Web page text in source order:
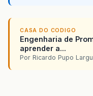
CASA DO CODIGO
Engenharia de
aprender a...
Por Ricardo Pupo